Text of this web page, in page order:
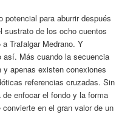
para aburrir después
sustrato de los ocho cuentos
Trafalgar Medrano. Y
así. Más cuando la secuencia
apenas existen conexiones
referencias cruzadas. Sin
enfocar el fondo y la forma
en el gran valor de un